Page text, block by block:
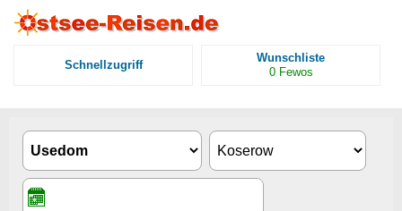
Schnellzugriff
Wunschliste
0 Fewos